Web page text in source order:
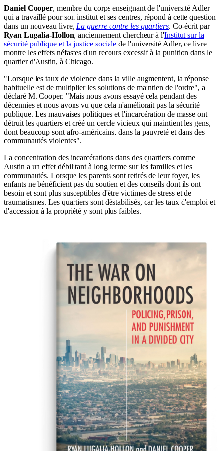
Daniel Cooper, membre du corps enseignant de l'université Adler
qui a travaillé pour son institut et ses centres, répond à cette question
dans un nouveau livre, La guerre contre les quartiers. Co-écrit par
Ryan Lugalia-Hollon, anciennement chercheur à l'Institut sur la
sécurité publique et la justice sociale de l'université Adler, ce livre
montre les effets néfastes d'un recours excessif à la punition dans le
quartier d'Austin, à Chicago.
"Lorsque les taux de violence dans la ville augmentent, la réponse
habituelle est de multiplier les solutions de maintien de l'ordre", a
déclaré M. Cooper. "Mais nous avons essayé cela pendant des
décennies et nous avons vu que cela n'améliorait pas la sécurité
publique. Les mauvaises politiques et l'incarcération de masse ont
détruit les quartiers et créé un cercle vicieux qui maintient les gens,
dont beaucoup sont afro-américains, dans la pauvreté et dans des
communautés violentes".
La concentration des incarcérations dans des quartiers comme
Austin a un effet débilitant à long terme sur les familles et les
communautés. Lorsque les parents sont retirés de leur foyer, les
enfants ne bénéficient pas du soutien et des conseils dont ils ont
besoin et sont plus susceptibles d'être victimes de stress et de
traumatismes. Les quartiers sont déstabilisés, car les taux d'emploi et
d'accession à la propriété y sont plus faibles.